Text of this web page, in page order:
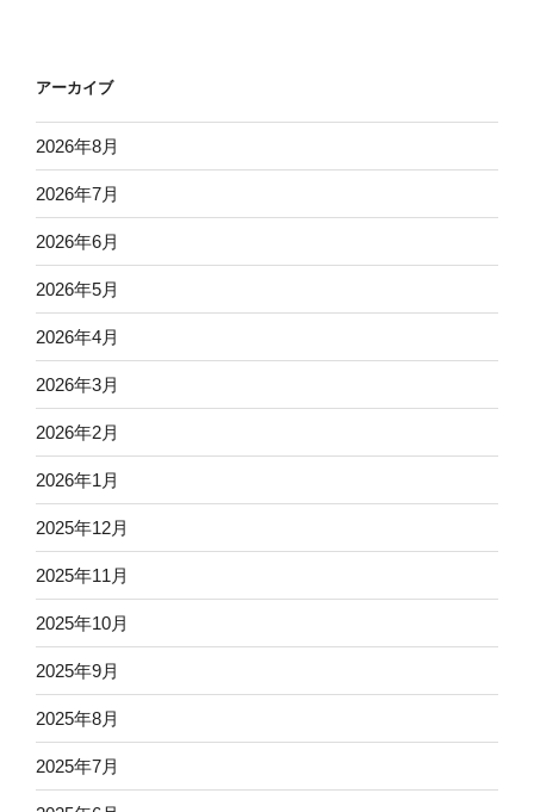
アーカイブ
2026年8月
2026年7月
2026年6月
2026年5月
2026年4月
2026年3月
2026年2月
2026年1月
2025年12月
2025年11月
2025年10月
2025年9月
2025年8月
2025年7月